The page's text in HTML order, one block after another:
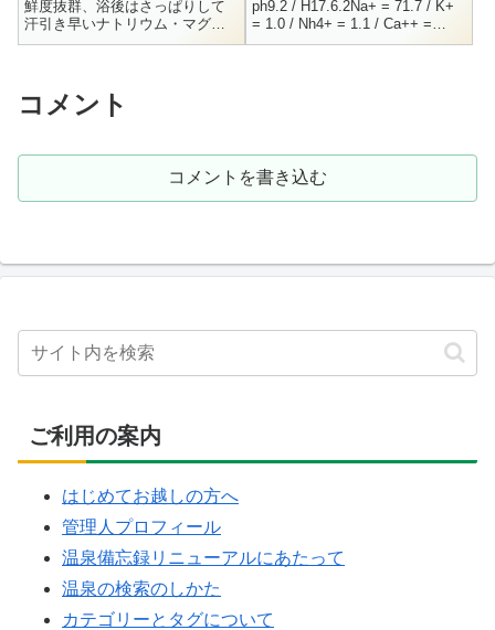
鮮度抜群、浴後はさっぱりして
汗引き早いナトリウム・マグネ
シウム・カルシウム-炭酸水素
ph9.2 / H17.6.2Na+ = 71.7 / K+
= 1.0 / Nh4+ = 1.1 / Ca++ =
1.0F- = 1.2...
コメント
コメントを書き込む
ご利用の案内
はじめてお越しの方へ
管理人プロフィール
温泉備忘録リニューアルにあたって
温泉の検索のしかた
カテゴリーとタグについて